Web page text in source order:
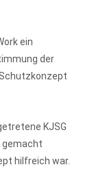
ein
der
KJSG
gemacht
hilfreich war.